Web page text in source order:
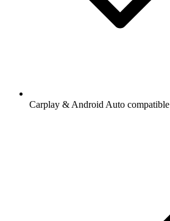
Carplay & Android Auto compatible